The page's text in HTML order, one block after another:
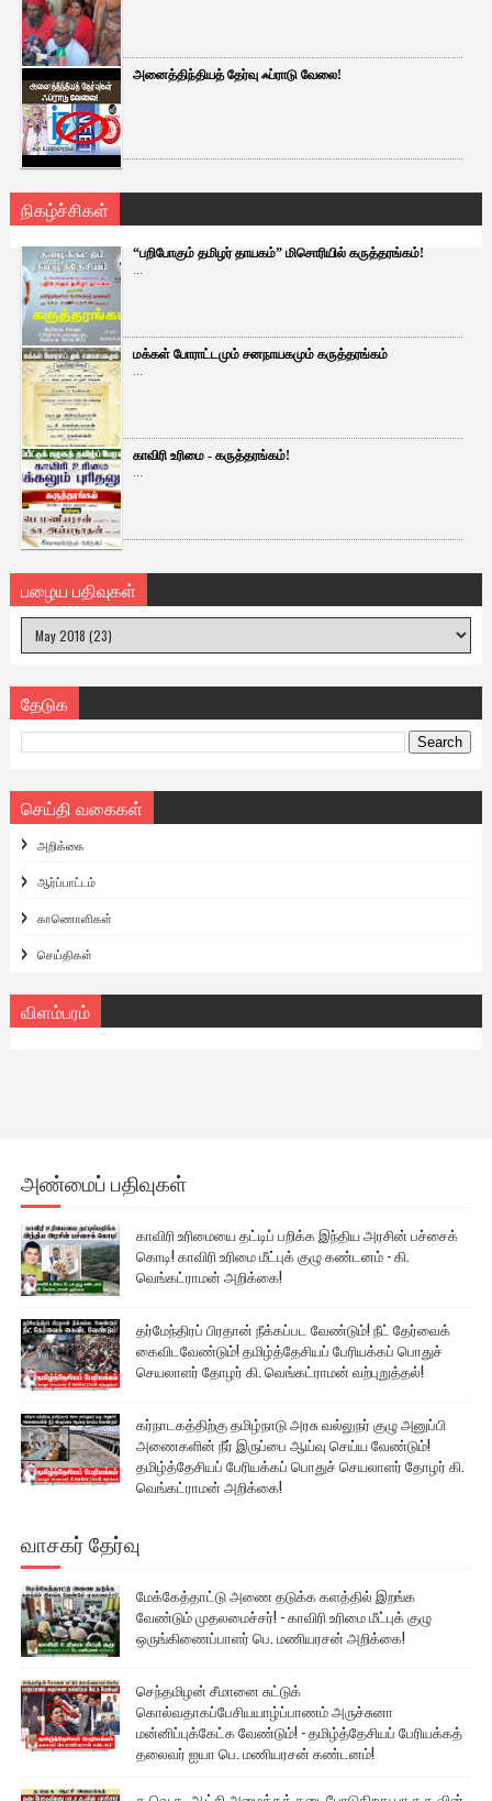
அனைத்திந்தியத் தேர்வு ஃப்ராடு வேலை!
நிகழ்ச்சிகள்
“பறிபோகும் தமிழர் தாயகம்” மிசொரியில் கருத்தரங்கம்!
...
மக்கள் போராட்டமும் சனநாயகமும் கருத்தரங்கம்
...
காவிரி உரிமை - கருத்தரங்கம்!
...
பழைய பதிவுகள்
தேடுக
செய்தி வகைகள்
அறிக்கை
ஆர்ப்பாட்டம்
காணொளிகள்
செய்திகள்
விளம்பரம்
அண்மைப் பதிவுகள்
காவிரி உரிமையை தட்டிப் பறிக்க இந்திய அரசின் பச்சைக்
கொடி! காவிரி உரிமை மீட்புக் குழு கண்டனம் - கி.
வெங்கட்ராமன் அறிக்கை!
தர்மேந்திரப் பிரதான் நீக்கப்பட வேண்டும்! நீட் தேர்வைக்
கைவிடவேண்டும்! தமிழ்த்தேசியப் பேரியக்கப் பொதுச்
செயலாளர் தோழர் கி. வெங்கட்ராமன் வற்புறுத்தல்!
கர்நாடகத்திற்கு தமிழ்நாடு அரசு வல்லுநர் குழு அனுப்பி
அணைகளின் நீர் இருப்பை ஆய்வு செய்ய வேண்டும்!
தமிழ்த்தேசியப் பேரியக்கப் பொதுச் செயலாளர் தோழர் கி.
வெங்கட்ராமன் அறிக்கை!
வாசகர் தேர்வு
மேக்கேத்தாட்டு அணை தடுக்க களத்தில் இறங்க
வேண்டும் முதலமைச்சர்! - காவிரி உரிமை மீட்புக் குழு
ஒருங்கிணைப்பாளர் பெ. மணியரசன் அறிக்கை!
செந்தமிழன் சீமானை சுட்டுக்
கொல்வதாகப்பேசியயாழ்ப்பாணம் அருச்சுனா
மன்னிப்புக்கேட்க வேண்டும்! - தமிழ்த்தேசியப் பேரியக்கத்
தலைவர் ஐயா பெ. மணியரசன் கண்டனம்!